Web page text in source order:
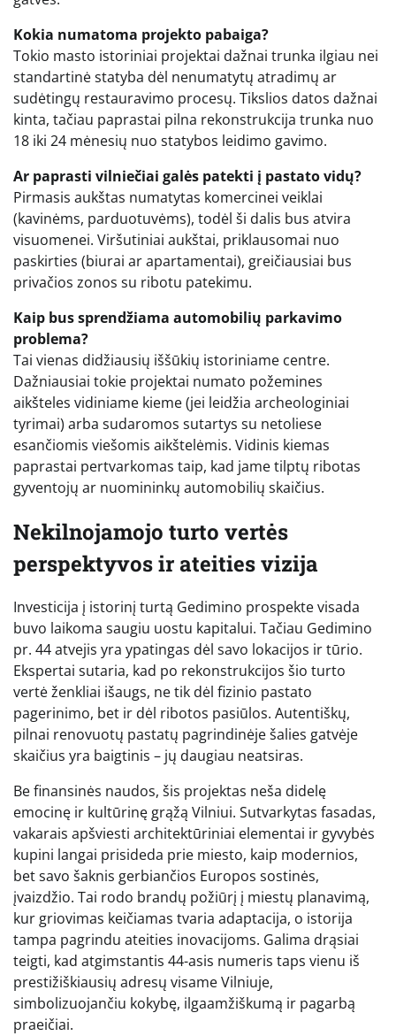
Kokia numatoma projekto pabaiga?
Tokio masto istoriniai projektai dažnai trunka ilgiau nei
standartinė statyba dėl nenumatytų atradimų ar
sudėtingų restauravimo procesų. Tikslios datos dažnai
kinta, tačiau paprastai pilna rekonstrukcija trunka nuo
18 iki 24 mėnesių nuo statybos leidimo gavimo.
Ar paprasti vilniečiai galės patekti į pastato vidų?
Pirmasis aukštas numatytas komercinei veiklai
(kavinėms, parduotuvėms), todėl ši dalis bus atvira
visuomenei. Viršutiniai aukštai, priklausomai nuo
paskirties (biurai ar apartamentai), greičiausiai bus
privačios zonos su ribotu patekimu.
Kaip bus sprendžiama automobilių parkavimo
problema?
Tai vienas didžiausių iššūkių istoriniame centre.
Dažniausiai tokie projektai numato požemines
aikšteles vidiniame kieme (jei leidžia archeologiniai
tyrimai) arba sudaromos sutartys su netoliese
esančiomis viešomis aikštelėmis. Vidinis kiemas
paprastai pertvarkomas taip, kad jame tilptų ribotas
gyventojų ar nuomininkų automobilių skaičius.
Nekilnojamojo turto vertės
perspektyvos ir ateities vizija
Investicija į istorinį turtą Gedimino prospekte visada
buvo laikoma saugiu uostu kapitalui. Tačiau Gedimino
pr. 44 atvejis yra ypatingas dėl savo lokacijos ir tūrio.
Ekspertai sutaria, kad po rekonstrukcijos šio turto
vertė ženkliai išaugs, ne tik dėl fizinio pastato
pagerinimo, bet ir dėl ribotos pasiūlos. Autentiškų,
pilnai renovuotų pastatų pagrindinėje šalies gatvėje
skaičius yra baigtinis – jų daugiau neatsiras.
Be finansinės naudos, šis projektas neša didelę
emocinę ir kultūrinę grąžą Vilniui. Sutvarkytas fasadas,
vakarais apšviesti architektūriniai elementai ir gyvybės
kupini langai prisideda prie miesto, kaip modernios,
bet savo šaknis gerbiančios Europos sostinės,
įvaizdžio. Tai rodo brandų požiūrį į miestų planavimą,
kur griovimas keičiamas tvaria adaptacija, o istorija
tampa pagrindu ateities inovacijoms. Galima drąsiai
teigti, kad atgimstantis 44-asis numeris taps vienu iš
prestižiškiausių adresų visame Vilniuje,
simbolizuojančiu kokybę, ilgaamžiškumą ir pagarbą
praeičiai.